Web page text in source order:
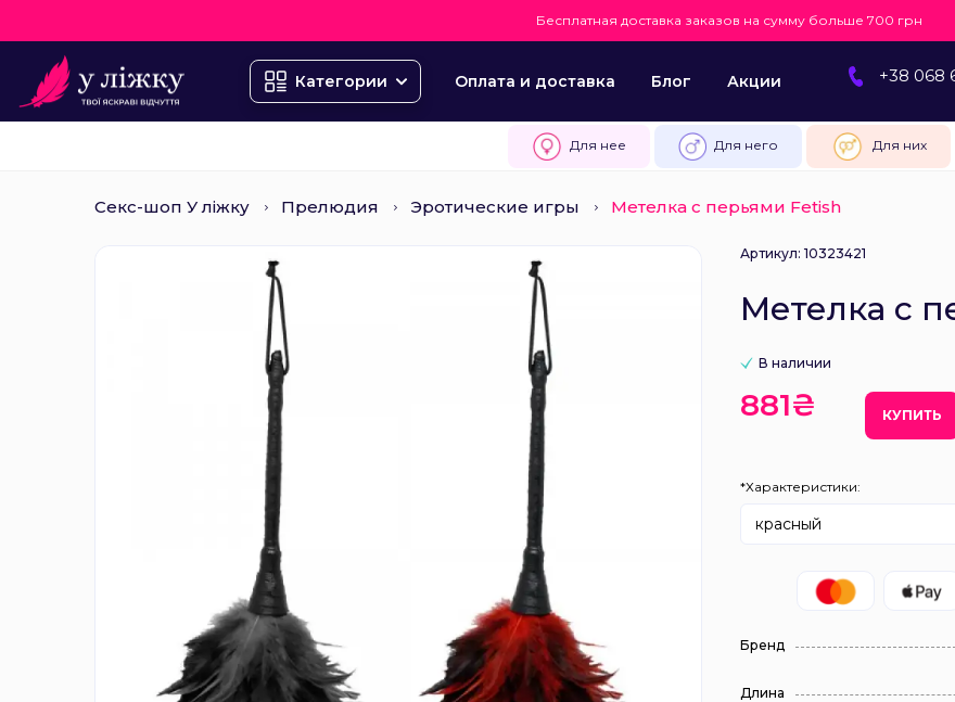
Бесплатная доставка заказов на сумму больше 700 грн
Категории Оплата и доставка Блог Акции +38 068
Для нее Для него Для них
Секс-шоп У ліжку Прелюдия Эротические игры Метелка с перьями Fetish
Артикул: 10323421
Метелка с
В наличии
881₴ КУПИТЬ
*Характеристики:
красный
Бренд
Длина